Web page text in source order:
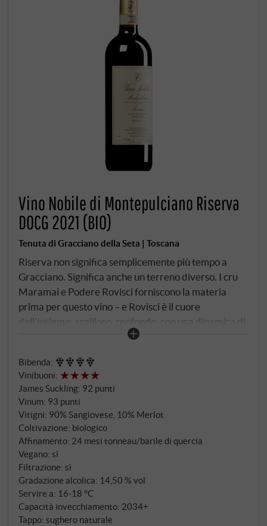
Vino Nobile di Montepulciano Riserva
DOCG 2021 (BIO)
Tenuta di Gracciano della Seta | Toscana
Riserva non significa semplicemente più tempo a
Gracciano. Significa anche un terreno diverso. I cru
Maramai e Podere Rovisci forniscono la materia
prima per questo vino – e Rovisci è il cuore
dell'insieme: argilloso, profondo, con una dinamica di
maturazione che dà origine al lato più denso e
quali piantate dal 1970. 300-350 metri, esposizione
sud-sud-est, 30 ettolitri per ettaro – rese sempre
limitate. Solo nelle annate migliori la famiglia della
Seta Ferrari Corbelli Greco decide di imbottigliare
una Riserva. Il 2021 è stata un'annata di questo tipo.
Prugnolo Gentile 90%, Merlot 10%. Fermentazione
con lieviti indigeni, 20-25 giorni di macerazione in
acciaio. Poi affinamento per 24 mesi: i primi dodici in
tonneaux francesi da 3,5 e 5 ettolitri, i secondi dodici
in grandi botti di rovere di Slavonia. Successiva
maturazione in bottiglia per almeno sei mesi.
Bibenda:
Vinibuoni:
James Suckling: 92 punti
Vinum: 93 punti
Vitigni: 90% Sangiovese, 10% Merlot
Coltivazione: biologico
Affinamento: 24 mesi tonneau/barile di quercia
Vegano: sì
Filtrazione: sì
Gradazione alcolica: 14,50 % vol
Servire a: 16‑18 °C
Capacità invecchiamento: 2034+
Tappo: sughero naturale